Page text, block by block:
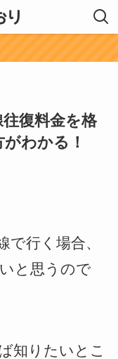
復料金を格
わかる！
で行く場合、
と思うので
知りたいとこ